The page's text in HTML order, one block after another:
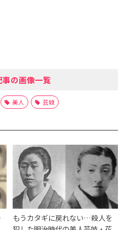
事の画像一覧
美人 芸妓
もうカタギに戻れない…殺人を